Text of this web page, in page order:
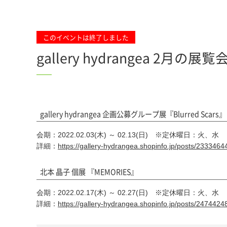
このイベントは終了しました
gallery hydrangea 2月の展覧
gallery hydrangea 企画公募グループ展『Blurred Scars』
会期：2022.02.03(木) ～ 02.13(日) ※定休曜日：火、水
詳細： https://gallery-hydrangea.shopinfo.jp/posts/
北本 晶子 個展 『MEMORIES』
会期：2022.02.17(木) ～ 02.27(日) ※定休曜日：火、水
詳細： https://gallery-hydrangea.shopinfo.jp/posts/